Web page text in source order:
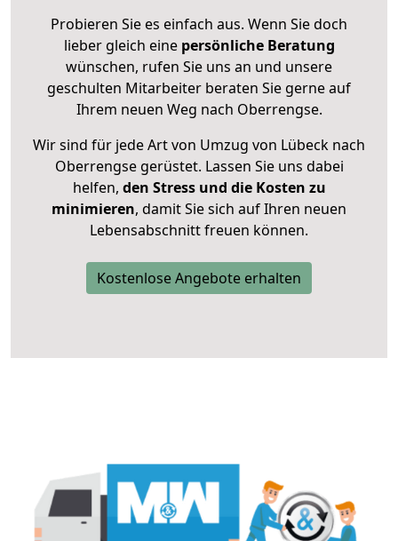
Probieren Sie es einfach aus. Wenn Sie doch
lieber gleich eine persönliche Beratung
wünschen, rufen Sie uns an und unsere
geschulten Mitarbeiter beraten Sie gerne auf
Ihrem neuen Weg nach Oberrengse.
Wir sind für jede Art von Umzug von Lübeck nach
Oberrengse gerüstet. Lassen Sie uns dabei
helfen, den Stress und die Kosten zu
minimieren, damit Sie sich auf Ihren neuen
Lebensabschnitt freuen können.
Kostenlose Angebote erhalten